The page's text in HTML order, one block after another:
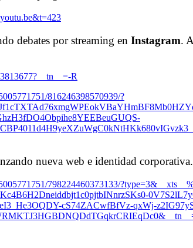
debates por streaming en Instagram.
R
816246398570939/?
nueva web e identidad corporativa.
798224460373133/
cS74ZACwfBfVz-qxWj-